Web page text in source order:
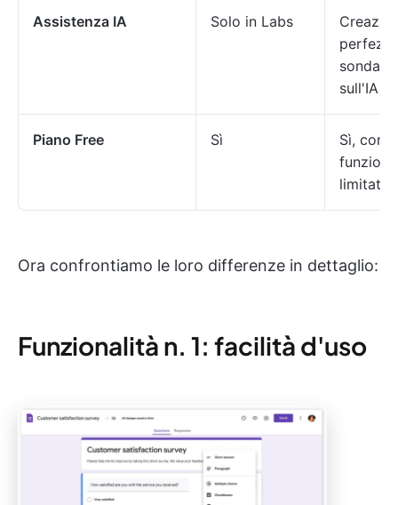
Assistenza IA Solo in Labs
sull'IA
Piano Free Sì
Sì, con
limitate
Ora confrontiamo le loro differenze in dettaglio:
Funzionalità n. 1: facilità d'uso